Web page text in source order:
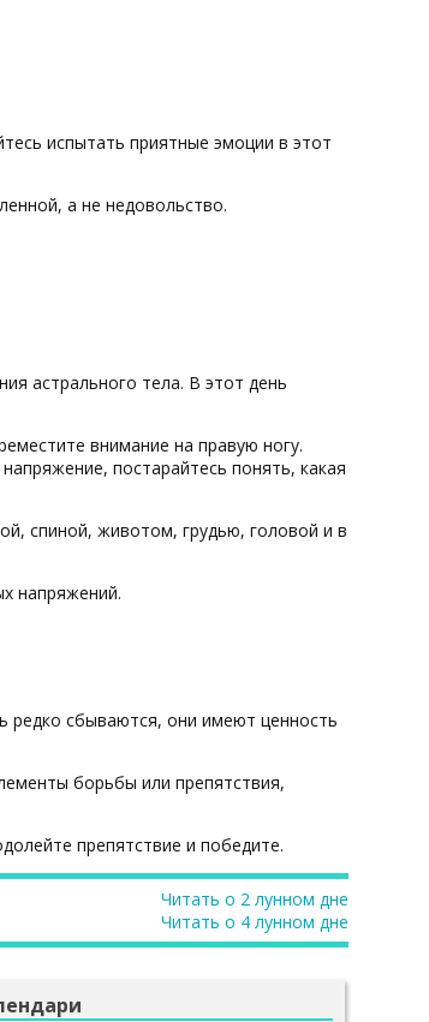
испытать приятные эмоции в этот
а не недовольство.
астрального тела. В этот день
внимание на правую ногу.
постарайтесь понять, какая
спиной, животом, грудью, головой и в
напряжений.
редко сбываются, они имеют ценность
борьбы или препятствия,
препятствие и победите.
Читать о 2 лунном дне
Читать о 4 лунном дне